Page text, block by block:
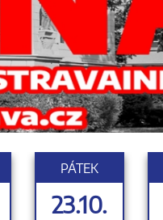
PÁTEK
23.10.